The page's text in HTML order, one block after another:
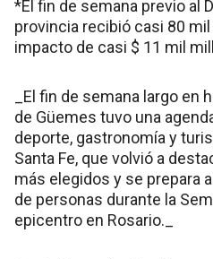
*El fin de semana previo al
provincia recibió casi 80
impacto de casi $ 11 mil
_El fin de semana largo en
de Güemes tuvo una
deporte, gastronomía y
Santa Fe, que volvió a
más elegidos y se prepara
de personas durante la
epicentro en Rosario._